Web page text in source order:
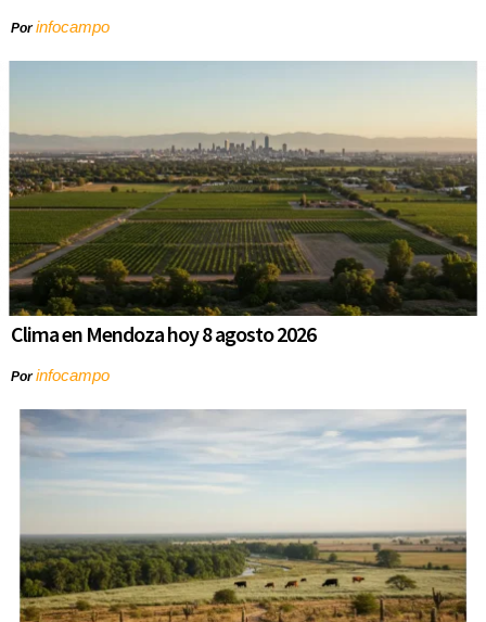
Porinfocampo
Clima en Mendoza hoy 8 agosto 2026
Porinfocampo